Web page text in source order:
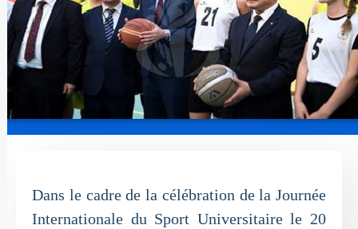
Dans le cadre de la célébration de la Journée
Internationale du Sport Universitaire le 20